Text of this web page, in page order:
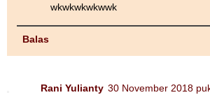
wkwkwkwkwwk
Balas
Rani Yulianty 30 November 2018